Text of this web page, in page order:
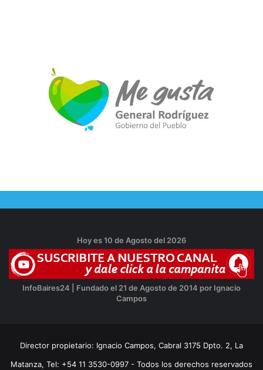
Hoy es 10 de Agosto del 2026
InfoBaires24 | Fundado el 21 de Agosto de 2014 por Ignacio
Campos
Director propietario: Ignacio Campos, Cabral 3175 Dpto. 2, La
Matanza, Tel: +54 11 3530-0997 - Todos los derechos reservados